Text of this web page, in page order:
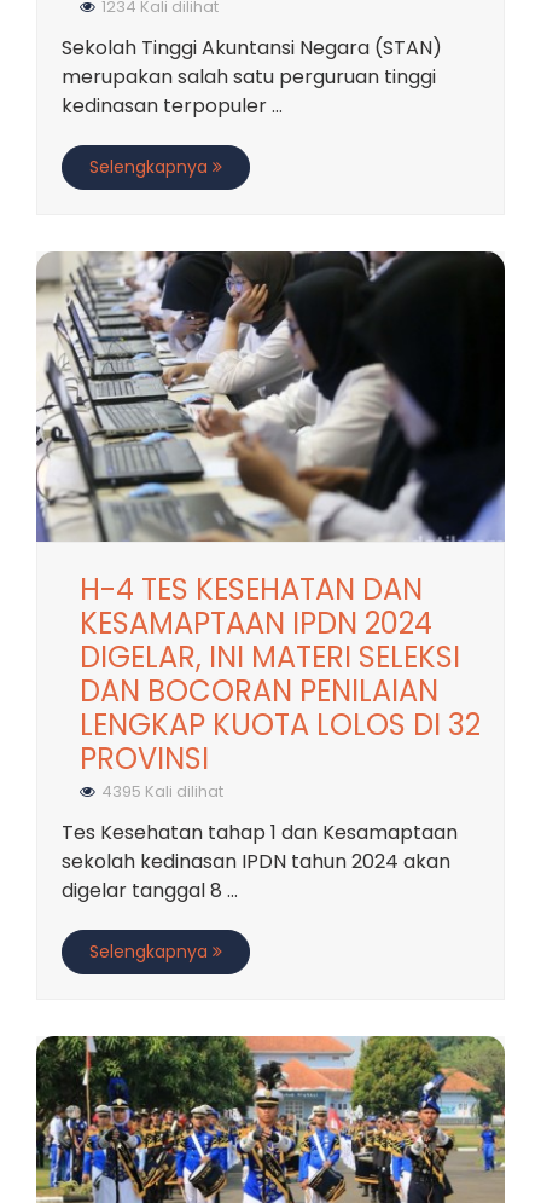
1234 Kali dilihat
Sekolah Tinggi Akuntansi Negara (STAN)
merupakan salah satu perguruan tinggi
kedinasan terpopuler ...
Selengkapnya
H-4 TES KESEHATAN DAN
KESAMAPTAAN IPDN 2024
DIGELAR, INI MATERI SELEKSI
DAN BOCORAN PENILAIAN
LENGKAP KUOTA LOLOS DI 32
PROVINSI
4395 Kali dilihat
Tes Kesehatan tahap 1 dan Kesamaptaan
sekolah kedinasan IPDN tahun 2024 akan
digelar tanggal 8 ...
Selengkapnya